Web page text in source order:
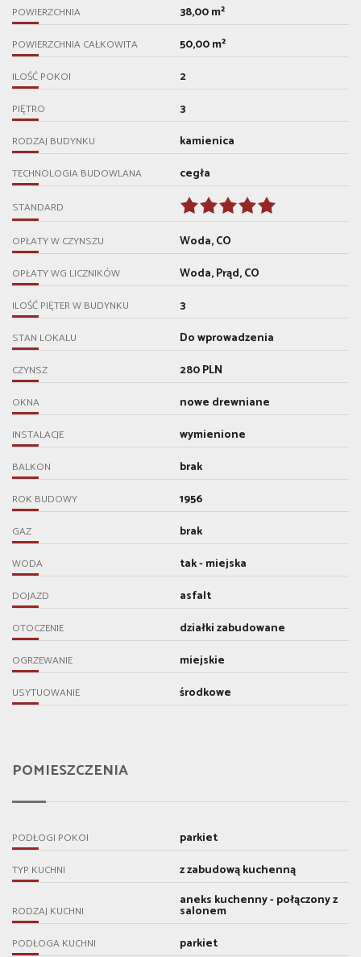
POWIERZCHNIA 38,00 m²
POWIERZCHNIA CAŁKOWITA 50,00 m²
ILOŚĆ POKOI 2
PIĘTRO 3
RODZAJ BUDYNKU kamienica
TECHNOLOGIA BUDOWLANA cegła
STANDARD
OPŁATY W CZYNSZU Woda, CO
OPŁATY WG LICZNIKÓW Woda, Prąd, CO
ILOŚĆ PIĘTER W BUDYNKU 3
STAN LOKALU Do wprowadzenia
CZYNSZ 280 PLN
OKNA nowe drewniane
INSTALACJE wymienione
BALKON brak
ROK BUDOWY 1956
GAZ brak
WODA tak - miejska
DOJAZD asfalt
OTOCZENIE działki zabudowane
OGRZEWANIE miejskie
USYTUOWANIE środkowe
POMIESZCZENIA
PODŁOGI POKOI parkiet
TYP KUCHNI z zabudową kuchenną
RODZAJ KUCHNI
aneks kuchenny - połączony z
salonem
PODŁOGA KUCHNI parkiet